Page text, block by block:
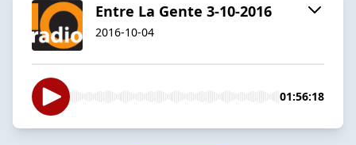
Entre La Gente 3-10-2016
2016-10-04
01:56:18